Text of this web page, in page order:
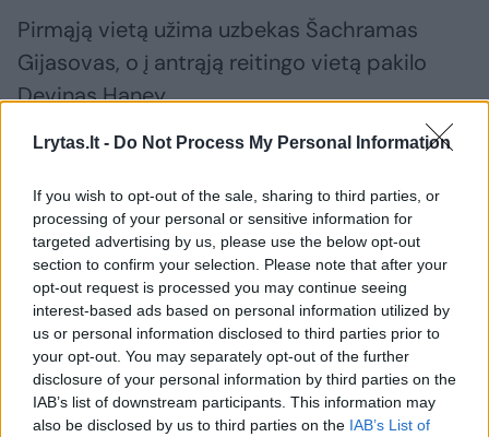
Lrytas.lt - Do Not Process My Personal Information
If you wish to opt-out of the sale, sharing to third parties, or
processing of your personal or sensitive information for
targeted advertising by us, please use the below opt-out
section to confirm your selection. Please note that after your
opt-out request is processed you may continue seeing
interest-based ads based on personal information utilized by
us or personal information disclosed to third parties prior to
your opt-out. You may separately opt-out of the further
disclosure of your personal information by third parties on the
IAB’s list of downstream participants. This information may
also be disclosed by us to third parties on the IAB’s List of
Pirmąją vietą užima uzbekas Šachramas
Gijasovas, o į antrąją reitingo vietą pakilo
Devinas Haney.
rikiavosi šio reitingo viršūnėje.
Susiję straipsniai